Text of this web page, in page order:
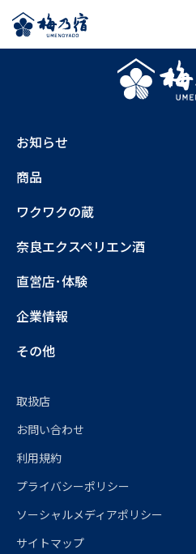
お知らせ
商品
ワクワクの蔵
奈良エクスペリエン酒
直営店･体験
企業情報
その他
取扱店
お問い合わせ
利用規約
プライバシーポリシー
ソーシャルメディアポリシー
サイトマップ